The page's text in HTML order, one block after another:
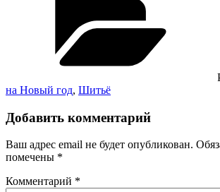
на Новый год, Шитьё
Добавить комментарий
Ваш адрес email не будет опубликован.
помечены *
Комментарий *